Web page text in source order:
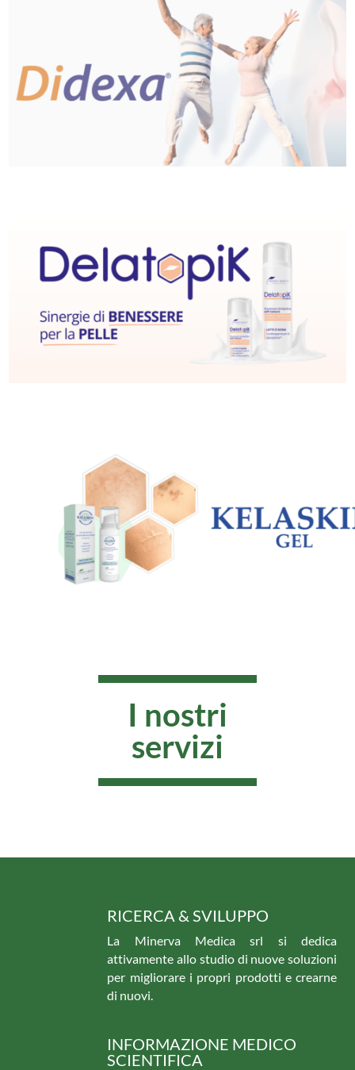
I nostri
servizi
RICERCA & SVILUPPO
La Minerva Medica srl si dedica
attivamente allo studio di nuove soluzioni
per migliorare i propri prodotti e crearne
di nuovi.
INFORMAZIONE MEDICO
SCIENTIFICA